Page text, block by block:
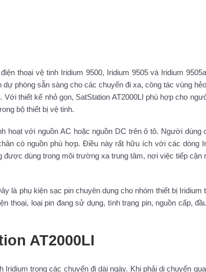
thoại vệ tinh Iridium 9500, Iridium 9505 và Iridium
phòng sẵn sàng cho các chuyến đi xa, công tác vùng
thiết kế nhỏ gọn, SatStation AT2000LI phù hợp cho
bộ thiết bị vệ tinh.
hoạt với nguồn AC hoặc nguồn DC trên ô tô. Người dùng
có nguồn phù hợp. Điều này rất hữu ích với các dòng
dùng trong môi trường xa trung tâm, nơi việc tiếp cận
là phụ kiện sạc pin chuyên dụng cho nhóm thiết bị Iridium
thoại, loại pin đang sử dụng, tình trạng pin, nguồn cấp,
AT2000LI
trong các chuyến đi dài ngày. Khi phải di chuyển